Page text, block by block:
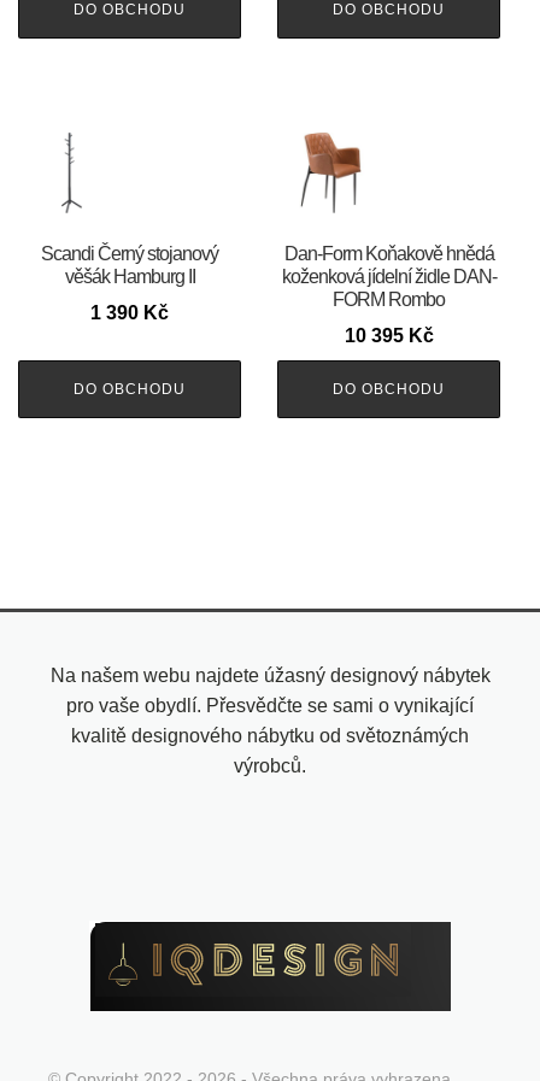
DO OBCHODU DO OBCHODU
Scandi Černý stojanový
věšák Hamburg II
1 390 Kč
DO OBCHODU
​​​​​Dan-Form Koňakově hnědá
koženková jídelní židle DAN-
FORM Rombo
10 395 Kč
DO OBCHODU
Na našem webu najdete úžasný designový nábytek
pro vaše obydlí. Přesvědčte se sami o vynikající
kvalitě designového nábytku od světoznámých
výrobců.